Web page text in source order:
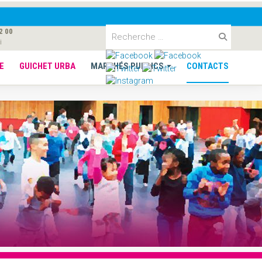
00
GUICHET URBA MARCHÉS PUBLICS CONTACTS